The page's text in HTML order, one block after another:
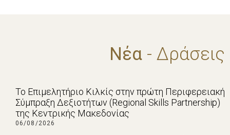
Νέα - Δράσεις
Το Επιμελητήριο Κιλκίς στην πρώτη Περιφερειακή
Σύμπραξη Δεξιοτήτων (Regional Skills Partnership)
της Κεντρικής Μακεδονίας
06/08/2026